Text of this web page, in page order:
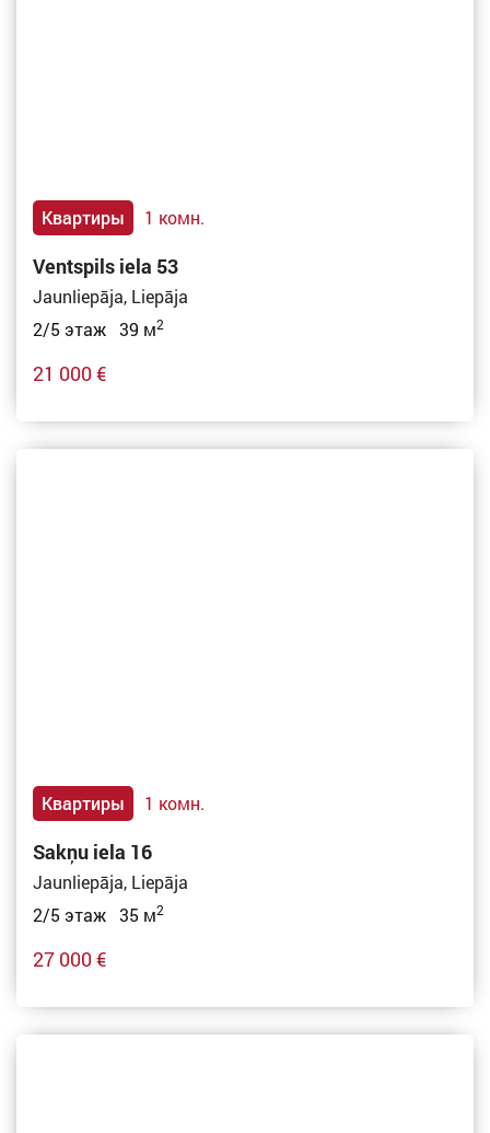
Квартиры 1 комн.
Ventspils iela 53
Jaunliepāja, Liepāja
2/5 этаж 39 м2
21 000 €
Квартиры 1 комн.
Sakņu iela 16
Jaunliepāja, Liepāja
2/5 этаж 35 м2
27 000 €